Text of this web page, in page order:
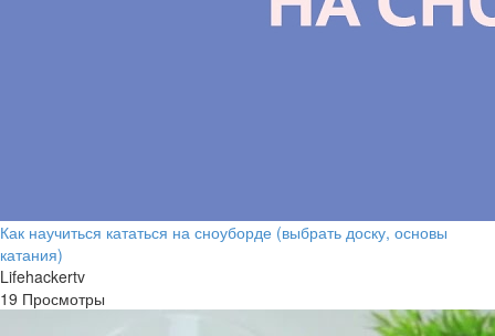
Как научиться кататься на сноуборде (выбрать доску, основы
катания)
Lifehackertv
19 Просмотры